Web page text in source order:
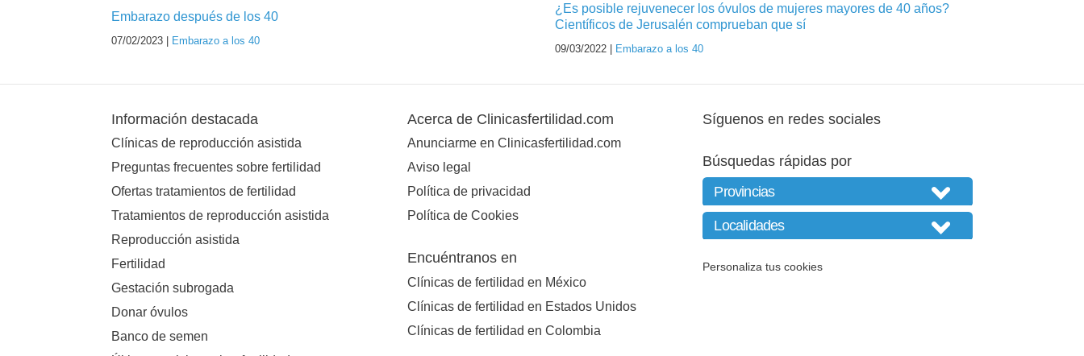
Embarazo después de los 40
07/02/2023 | Embarazo a los 40
¿Es posible rejuvenecer los óvulos de mujeres mayores de 40 años?
Científicos de Jerusalén comprueban que sí
09/03/2022 | Embarazo a los 40
Información destacada
Clínicas de reproducción asistida
Preguntas frecuentes sobre fertilidad
Ofertas tratamientos de fertilidad
Tratamientos de reproducción asistida
Reproducción asistida
Fertilidad
Gestación subrogada
Donar óvulos
Banco de semen
Acerca de Clinicasfertilidad.com
Anunciarme en Clinicasfertilidad.com
Aviso legal
Política de privacidad
Política de Cookies
Encuéntranos en
Clínicas de fertilidad en México
Clínicas de fertilidad en Estados Unidos
Clínicas de fertilidad en Colombia
Síguenos en redes sociales
Búsquedas rápidas por
Personaliza tus cookies